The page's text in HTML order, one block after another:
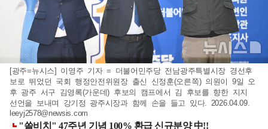
[광주=뉴시스] 이영주 기자 = 더불어민주당 전남광주특별시장 경선후
보로 뛰었던 국회 행정안전위원장 출신 신정훈(오른쪽) 의원이 9일 오
후 광주 서구 김영록(가운데) 후보의 캠프에서 김 후보를 향한 지지
선언을 보내며 강기정 광주시장과 함께 손을 들고 있다. 2026.04.09.
leeyj2578@newsis.com